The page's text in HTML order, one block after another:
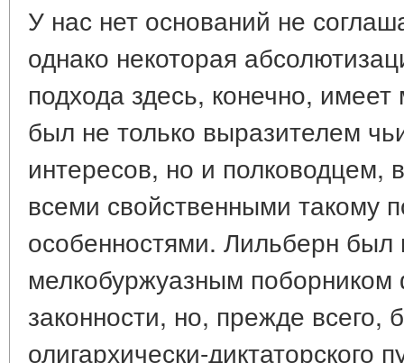
У нас нет оснований не
однако некоторая
подхода здесь, конечно,
был не только выразителем
интересов, но и полководцем,
всеми свойственными такому
особенностями. Лильберн был
мелкобуржуазным
законности, но, прежде всего,
олигархически-диктаторского